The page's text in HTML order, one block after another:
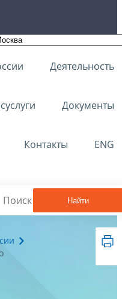
Деятельность
Документы
Контакты ENG
Найти